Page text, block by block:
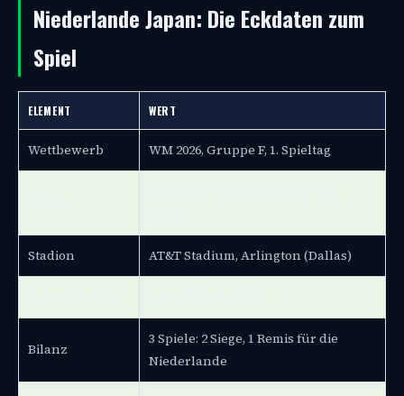
Niederlande Japan: Die Eckdaten zum
Spiel
ELEMENT WERT
Wettbewerb WM 2026, Gruppe F, 1. Spieltag
Stadion AT&T Stadium, Arlington (Dallas)
Bilanz
3 Spiele: 2 Siege, 1 Remis für die
Niederlande